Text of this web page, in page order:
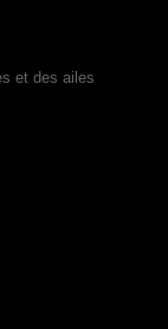
et des ailes